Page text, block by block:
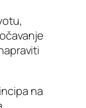
na